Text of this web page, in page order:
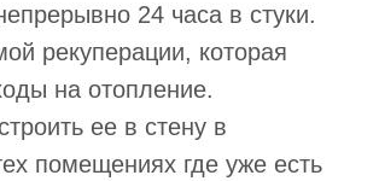
24 часа в стуки.
рекуперации, которая
на отопление.
ее в стену в
помещениях где уже есть